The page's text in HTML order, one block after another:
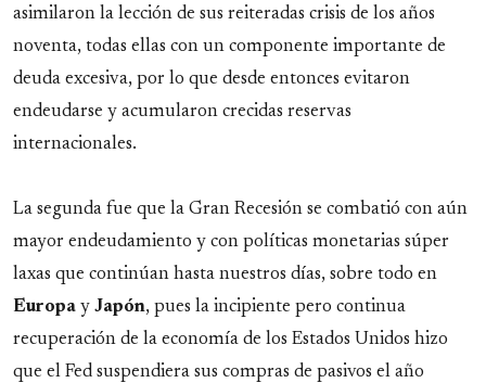
asimilaron la lección de sus reiteradas crisis de los años
noventa, todas ellas con un componente importante de
deuda excesiva, por lo que desde entonces evitaron
endeudarse y acumularon crecidas reservas
internacionales.
La segunda fue que la Gran Recesión se combatió con aún
mayor endeudamiento y con políticas monetarias súper
laxas que continúan hasta nuestros días, sobre todo en
Europa y Japón, pues la incipiente pero continua
recuperación de la economía de los Estados Unidos hizo
que el Fed suspendiera sus compras de pasivos el año